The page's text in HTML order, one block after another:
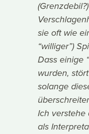
sie oft wie
“williger”)
Dass einige
wurden,
solange
Ich verstehe
als